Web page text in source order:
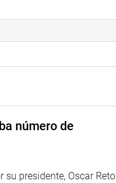
locales del
y su transferencia
de Huancarqui, Uraca-
de Siguas
urbano sostenible
número de
su presidente, Oscar Reto